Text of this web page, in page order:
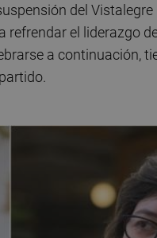
del
refrendar el liderazgo
a continuación,